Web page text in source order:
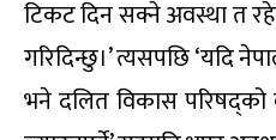
टिकट दिन सक्ने अवस्था त
गरिदिन्छु।’ त्यसपछि ‘यदि
भने दलित विकास